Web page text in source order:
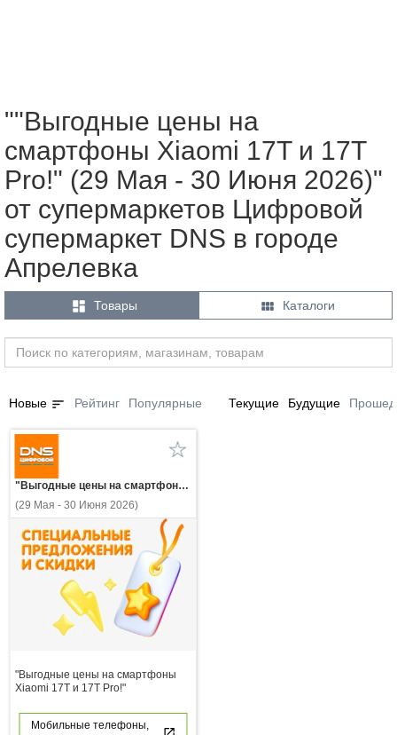
""Выгодные цены на
смартфоны Xiaomi 17T и 17T
Pro!" (29 Мая - 30 Июня 2026)"
от супермаркетов Цифровой
супермаркет DNS в городе
Апрелевка
 Товары  Каталоги
Новые sort Рейтинг Популярные Текущие Будущие
"Выгодные цены на смартфоны Xiaomi 17T и 17T Pro!"
(29 Мая - 30 Июня 2026)
"Выгодные цены на смартфоны
Xiaomi 17T и 17T Pro!"
Мобильные телефоны,